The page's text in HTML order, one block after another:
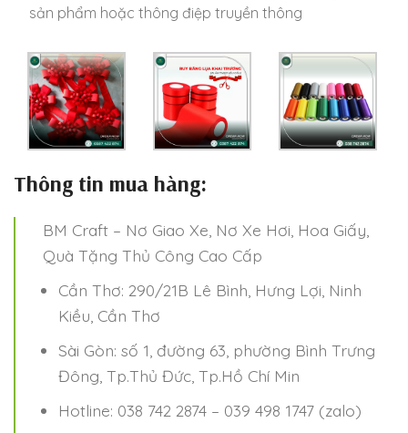
sản phẩm hoặc thông điệp truyền thông
Thông tin mua hàng:
BM Craft – Nơ Giao Xe, Nơ Xe Hơi, Hoa Giấy,
Quà Tặng Thủ Công Cao Cấp
Cần Thơ: 290/21B Lê Bình, Hưng Lợi, Ninh
Kiều, Cần Thơ
Sài Gòn: số 1, đường 63, phường Bình Trưng
Đông, Tp.Thủ Đức, Tp.Hồ Chí Min
Hotline: 038 742 2874 – 039 498 1747 (zalo)